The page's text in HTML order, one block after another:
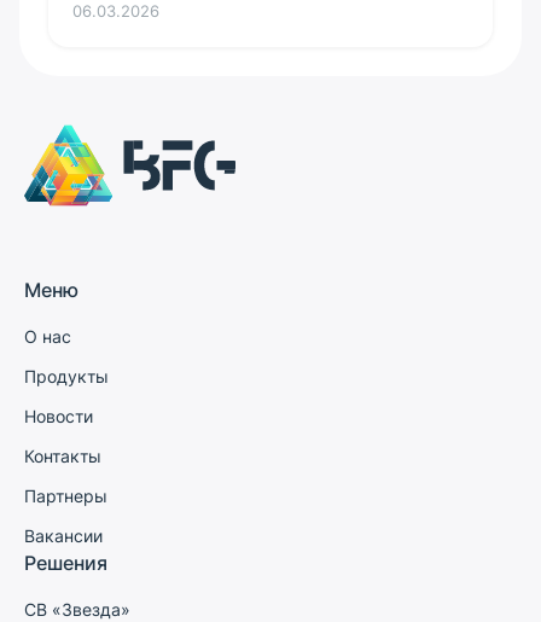
06.03.2026
Меню
О нас
Продукты
Новости
Контакты
Партнеры
Вакансии
Решения
СВ «Звезда»